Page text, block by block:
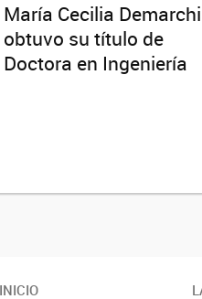
María Cecilia Demarchi
obtuvo su título de
Doctora en Ingeniería
INICIO